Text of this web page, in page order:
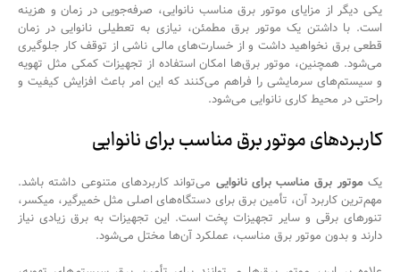
یکی دیگر از مزایای موتور برق مناسب نانوایی، صرفه‌جویی در زمان و هزینه
است. با داشتن یک موتور برق مطمئن، نیازی به تعطیلی نانوایی در زمان
قطعی برق نخواهید داشت و از خسارت‌های مالی ناشی از توقف کار جلوگیری
می‌شود. همچنین، موتور برق‌ها امکان استفاده از تجهیزات کمکی مثل تهویه
و سیستم‌های سرمایشی را فراهم می‌کنند که این امر باعث افزایش کیفیت و
راحتی در محیط کاری نانوایی می‌شود.
کاربردهای موتور برق مناسب برای نانوایی
یکموتور برق مناسب برای نانوایی می‌تواند کاربردهای متنوعی داشته باشد.
مهم‌ترین کاربرد آن، تأمین برق برای دستگاه‌های اصلی مثل خمیرگیر، میکسر،
تنورهای برقی و سایر تجهیزات پخت است. این تجهیزات به برق زیادی نیاز
دارند و بدون موتور برق مناسب، عملکرد آن‌ها مختل می‌شود.